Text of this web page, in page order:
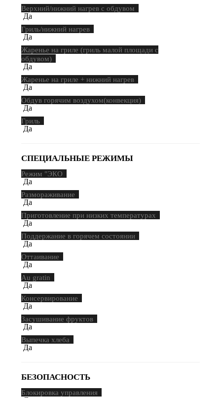
Верхний/нижний нагрев с обдувом
Да
Гриль/нижний нагрев
Да
Жаренье на гриле (гриль малой площади с
обдувом)
Да
Жаренье на гриле + нижний нагрев
Да
Обдув горячим воздухом(конвекция)
Да
Гриль
Да
СПЕЦИАЛЬНЫЕ РЕЖИМЫ
Режим "ЭКО
Да
Размораживание
Да
Приготовление при низких температурах
Да
Поддержание в горячем состоянии
Да
Оттаивание
Да
Au gratin
Да
Консервирование
Да
Засушивание фруктов
Да
Выпечка хлеба
Да
БЕЗОПАСНОСТЬ
Блокировка управления